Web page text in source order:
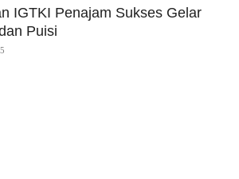
IGTKI Penajam Sukses Gelar
Puisi